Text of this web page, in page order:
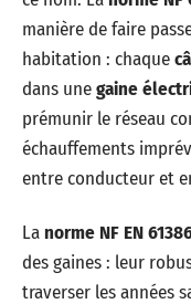
manière de faire
habitation : chaque
dans unegaine
prémunir le réseau
échauffements
entre conducteur et
Lanorme NF EN
des gaines : leur
traverser les années